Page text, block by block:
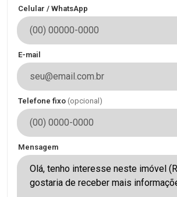
Celular / WhatsApp
E-mail
Telefone fixo (opcional)
Mensagem